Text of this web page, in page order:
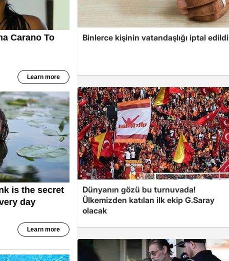
Binlerce kişinin vatandaşlığı iptal edildi
Dünyanın gözü bu turnuvada!
Ülkemizden katılan ilk ekip G.Saray
olacak